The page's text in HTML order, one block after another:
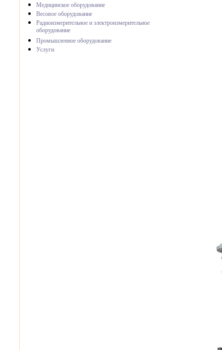
Медицинское оборудование
Весовое оборудование
Радиоизмерительное и электроизмерительное
оборудование
Промышленное оборудование
Услуги